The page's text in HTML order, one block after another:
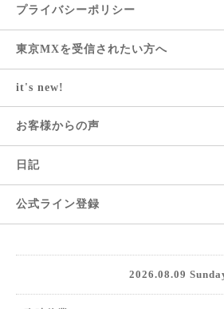
プライバシーポリシー
東京MXを受信されたい方へ
it's new!
お客様からの声
日記
公式ライン登録
2026.08.09